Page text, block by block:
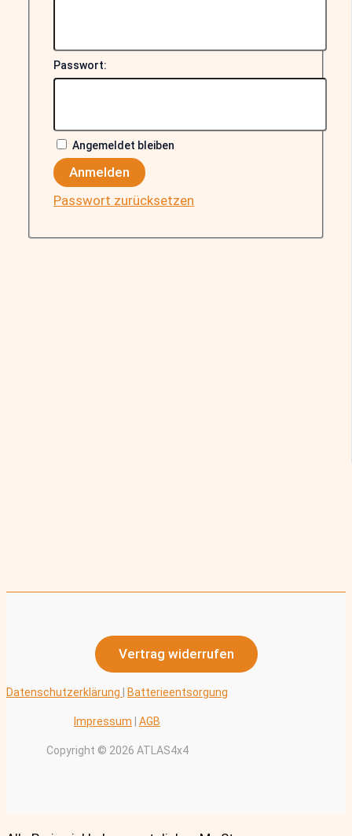
Passwort:
Angemeldet bleiben
Anmelden
Passwort zurücksetzen
Vertrag widerrufen
Datenschutzerklärung Batterieentsorgung
Impressum AGB
Copyright © 2026 ATLAS4x4